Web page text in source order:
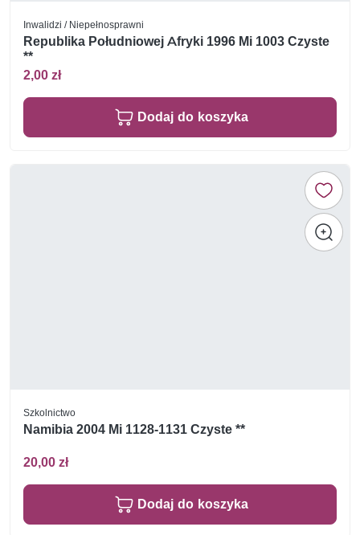
Inwalidzi / Niepełnosprawni
Republika Południowej Afryki 1996 Mi 1003 Czyste
**
2,00 zł
Dodaj do koszyka
Szkolnictwo
Namibia 2004 Mi 1128-1131 Czyste **
20,00 zł
Dodaj do koszyka